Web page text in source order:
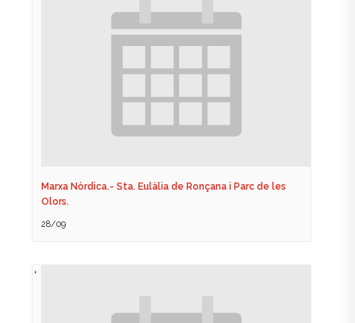
Marxa Nòrdica.- Sta. Eulàlia de Ronçana i Parc de les
Olors.
28/09